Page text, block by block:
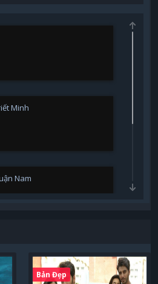
Minh
Nam
Bản Đẹp